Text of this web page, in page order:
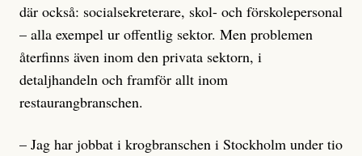
där också: social­sekreterare, skol- och förskolepersonal
– alla exempel ur offentlig sektor. Men problemen
återfinns även inom den privata sektorn, i
detaljhandeln och framför allt inom
restaurangbranschen.
– Jag har jobbat i krogbranschen i Stockholm under tio